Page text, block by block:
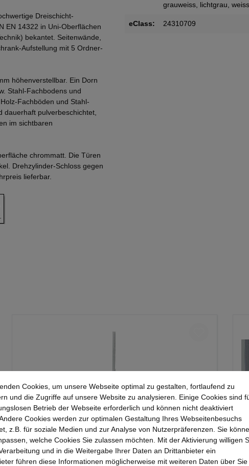
Dreischicht-
EN 14322 in Uni-Oberflächen
bekantet. Seitenwände,
Aufstellung mit 5 Ordner-
höhenverstellbar. Ein Dorn
Stahl-Fachbodens und
Fachböden und Stahl-
dauerhaft pulverbeschichtet,
im sichtbaren
chrommatt. Die Türen
Drehzylinder-Schloss gegen
lieferbar.
grauweiss, lichtgrau, weiss
eClass: 24310709
Kerkmann - Wandschiene lichtgrau 2000, Serie
70-BV
Cookies, um unsere Webseite optimal zu gestalten, fortlaufend zu
und die Zugriffe auf unsere Website zu analysieren. Einige Cookies sind
Betrieb der Webseite erforderlich und können nicht deaktiviert
Cookies werden zur optimalen Gestaltung Ihres Webseitenbesuchs
z.B. für soziale Medien und zur Analyse von Nutzerpräferenzen. Sie
welche Cookies Sie zulassen möchten. Mit der Aktivierung willigen
und in die Weitergabe Ihrer Daten an Drittanbieter ein
führen diese Informationen möglicherweise mit weiteren Daten über Sie